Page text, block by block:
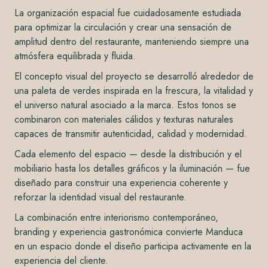
La organización espacial fue cuidadosamente estudiada
para optimizar la circulación y crear una sensación de
amplitud dentro del restaurante, manteniendo siempre una
atmósfera equilibrada y fluida.
El concepto visual del proyecto se desarrolló alrededor de
una paleta de verdes inspirada en la frescura, la vitalidad y
el universo natural asociado a la marca. Estos tonos se
combinaron con materiales cálidos y texturas naturales
capaces de transmitir autenticidad, calidad y modernidad.
Cada elemento del espacio — desde la distribución y el
mobiliario hasta los detalles gráficos y la iluminación — fue
diseñado para construir una experiencia coherente y
reforzar la identidad visual del restaurante.
La combinación entre interiorismo contemporáneo,
branding y experiencia gastronómica convierte Manduca
en un espacio donde el diseño participa activamente en la
experiencia del cliente.